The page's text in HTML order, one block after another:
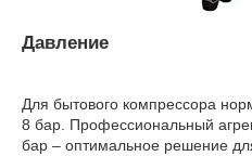
Давление
Для бытового компрессора
8 бар. Профессиональный
бар – оптимальное решение